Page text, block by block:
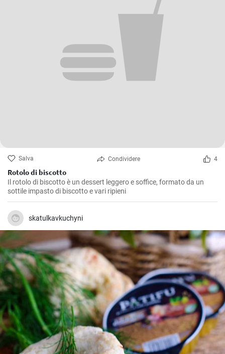
Salva Condividere 4
Rotolo di biscotto
Il rotolo di biscotto è un dessert leggero e soffice, formato da un
sottile impasto di biscotto e vari ripieni
skatulkavkuchyni